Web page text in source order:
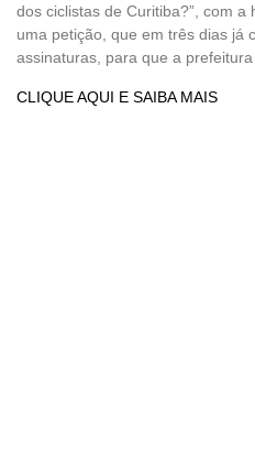
dos ciclistas de Curitiba?”, com
uma petição, que em três dias já
assinaturas, para que a
CLIQUE AQUI E SAIBA MAIS